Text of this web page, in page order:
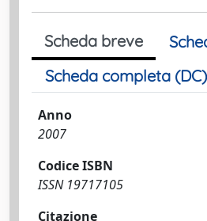
Scheda breve
Scheda completa (DC)
Anno
2007
Codice ISBN
ISSN 19717105
Citazione